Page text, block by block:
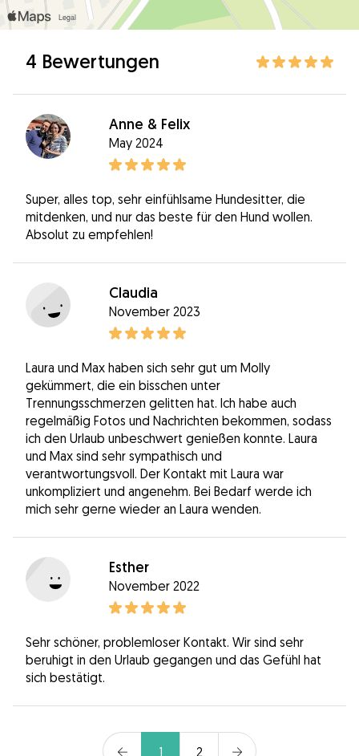
4 Bewertungen
Anne & Felix
May 2024
Super, alles top, sehr einfühlsame Hundesitter, die
mitdenken, und nur das beste für den Hund wollen.
Absolut zu empfehlen!
Claudia
November 2023
Laura und Max haben sich sehr gut um Molly
gekümmert, die ein bisschen unter
Trennungsschmerzen gelitten hat. Ich habe auch
regelmäßig Fotos und Nachrichten bekommen, sodass
ich den Urlaub unbeschwert genießen konnte. Laura
und Max sind sehr sympathisch und
verantwortungsvoll. Der Kontakt mit Laura war
unkompliziert und angenehm. Bei Bedarf werde ich
mich sehr gerne wieder an Laura wenden.
Esther
November 2022
Sehr schöner, problemloser Kontakt. Wir sind sehr
beruhigt in den Urlaub gegangen und das Gefühl hat
sich bestätigt.
1 2